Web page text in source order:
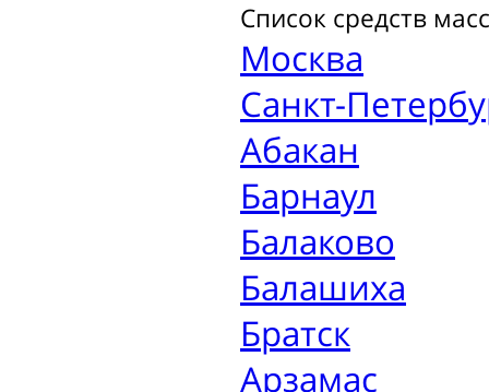
Список средств
Москва
Санкт-
Абакан
Барнаул
Балаково
Балашиха
Братск
Арзамас